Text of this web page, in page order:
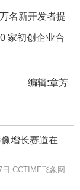
名新开发者提
家初创企业合
编辑:章芳
增长赛道在
日 CCTIME飞象网